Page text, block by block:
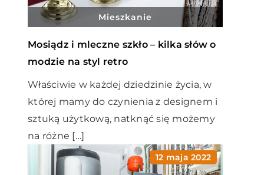
Mieszkanie
Mosiądz i mleczne szkło – kilka słów o
modzie na styl retro
Właściwie w każdej dziedzinie życia, w
której mamy do czynienia z designem i
sztuką użytkową, natknąć się możemy
na różne […]
12 maja 2022